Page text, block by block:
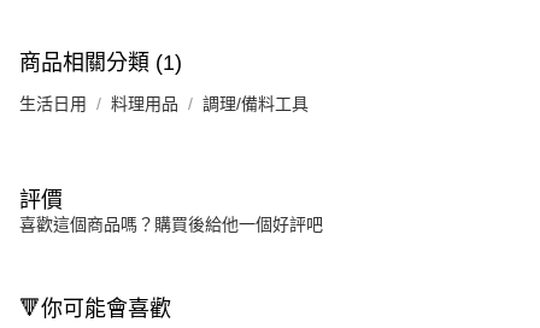
商品相關分類 (1)
生活日用 料理用品 調理/備料工具
評價
喜歡這個商品嗎？購買後給他一個好評吧
🔻你可能會喜歡